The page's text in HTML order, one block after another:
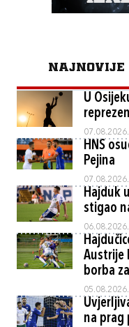
NAJNOVIJE
U
07.08.2026.
HNS
Pejina
07.08.2026.
Hajduk
stigao
06.08.2026.
Austrije
borba
05.08.2026.
na prag